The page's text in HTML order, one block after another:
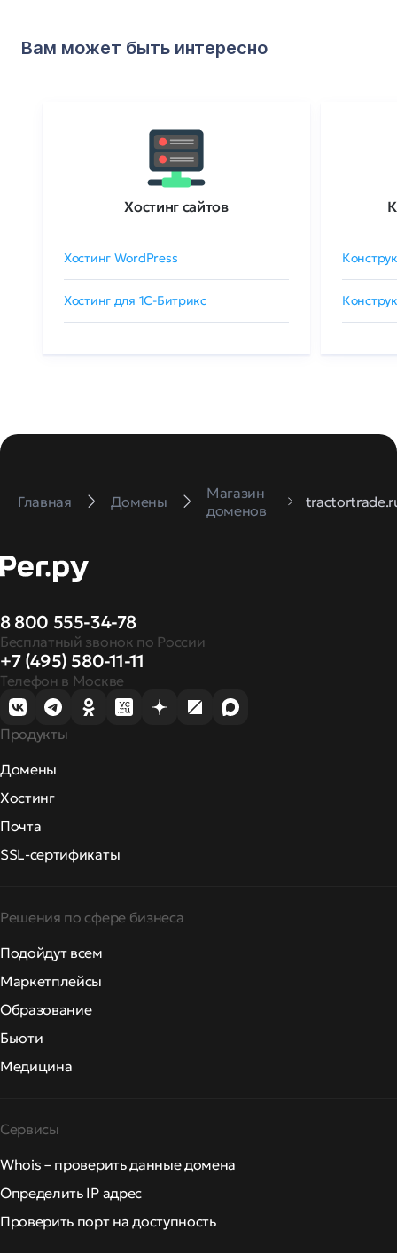
Вам может быть интересно
Хостинг сайтов
Хостинг WordPress
Хостинг для 1C-Битрикс
Главная Домены
Магазин
доменов
8 800 555-34-78
Бесплатный звонок по России
+7 (495) 580-11-11
Телефон в Москве
Продукты
Домены
Хостинг
Почта
SSL-сертификаты
Решения по сфере бизнеса
Подойдут всем
Маркетплейсы
Образование
Бьюти
Медицина
Сервисы
Whois – проверить данные домена
Определить IP адрес
Проверить порт на доступность